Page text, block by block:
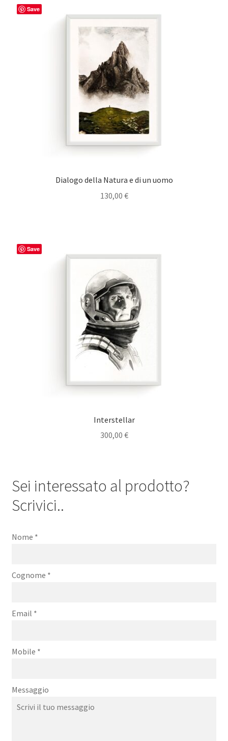
Save
Dialogo della Natura e di un uomo
130,00 €
Save
Interstellar
300,00 €
Sei interessato al prodotto?
Scrivici..
Nome *
Cognome *
Email *
Mobile *
Messaggio